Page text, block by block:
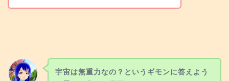
宇宙は無重力なの？というギモンに答えよう